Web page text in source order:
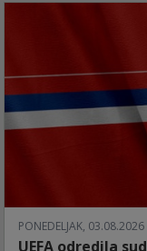
PONEDELJAK,
UEFA odredila